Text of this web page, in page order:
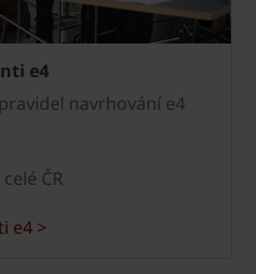
e4
navrhování e4
ČR
e4 >